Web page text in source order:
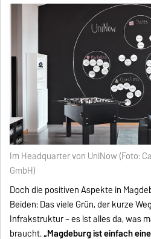
Im Headquarter von UniNow (Foto:
GmbH)
Doch die positiven Aspekte in
Beiden: Das viele Grün, der kurze
Infrakstruktur – es ist alles da, was
braucht.„Magdeburg ist einfach